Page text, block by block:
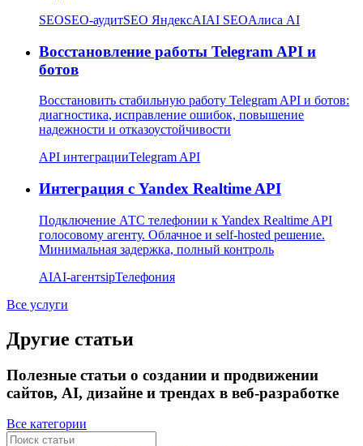
SEOSEO-аудитSEO ЯндексAIAI SEOАлиса AI
Восстановление работы Telegram API и
ботов
Восстановить стабильную работу Telegram API и ботов:
диагностика, исправление ошибок, повышение
надежности и отказоустойчивости
API интеграцииTelegram API
Интеграция с Yandex Realtime API
Подключение АТС телефонии к Yandex Realtime API
голосовому агенту. Облачное и self-hosted решение.
Минимальная задержка, полный контроль
AIAI-агентsipТелефония
Все услуги
Другие статьи
Полезные статьи о создании и продвижении
сайтов, AI, дизайне и трендах в веб-разработке
Все категории